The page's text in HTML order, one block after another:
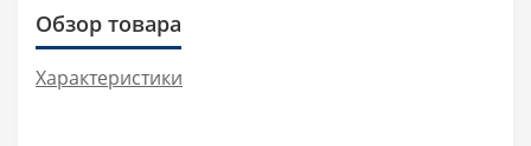
Обзор товара
Характеристики